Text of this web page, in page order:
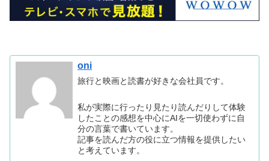
oni
旅行と映画と読書が好きな会社員です。
私が実際に行ったり見たり読んだりして体験
したことの感想を中心にAIを一切使わずに自
分の言葉で書いています。
記事を読んだ方の役に立つ情報を提供したい
と考えています。